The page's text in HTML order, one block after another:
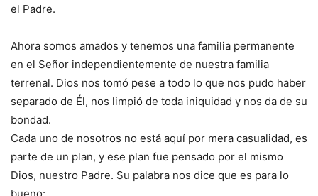
el Padre.
Ahora somos amados y tenemos una familia permanente
en el Señor independientemente de nuestra familia
terrenal. Dios nos tomó pese a todo lo que nos pudo haber
separado de Él, nos limpió de toda iniquidad y nos da de su
bondad.
Cada uno de nosotros no está aquí por mera casualidad, es
parte de un plan, y ese plan fue pensado por el mismo
Dios, nuestro Padre. Su palabra nos dice que es para lo